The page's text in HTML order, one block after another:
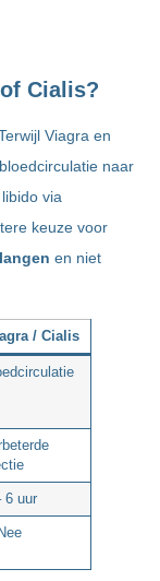
Cialis?
Terwijl Viagra en
naar
via
keuze voor
en niet
/ Cialis
6 uur